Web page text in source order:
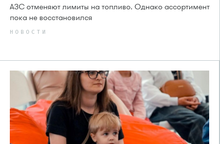
АЗС отменяют лимиты на топливо. Однако ассортимент
пока не восстановился
НОВОСТИ